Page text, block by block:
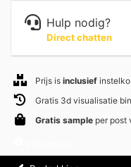
Hulp nodig?
Direct chatten
Prijs is inclusief
Gratis 3d visualisatie
Gratis sample per post